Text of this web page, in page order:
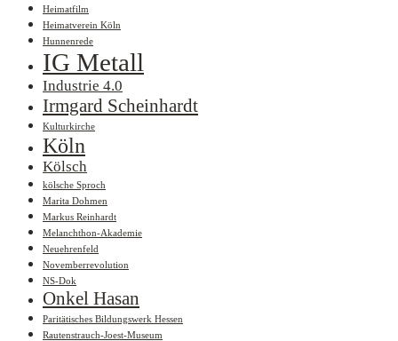
Heimatfilm
Heimatverein Köln
Hunnenrede
IG Metall
Industrie 4.0
Irmgard Scheinhardt
Kulturkirche
Köln
Kölsch
kölsche Sproch
Marita Dohmen
Markus Reinhardt
Melanchthon-Akademie
Neuehrenfeld
Novemberrevolution
NS-Dok
Onkel Hasan
Paritätisches Bildungswerk Hessen
Rautenstrauch-Joest-Museum